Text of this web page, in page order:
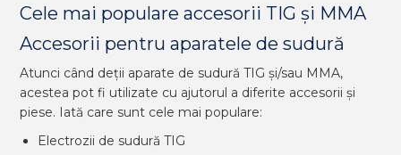
Cele mai populare accesorii TIG și MMA
Accesorii pentru aparatele de sudură
Atunci când deții aparate de sudură TIG și/sau MMA,
acestea pot fi utilizate cu ajutorul a diferite accesorii și
piese. Iată care sunt cele mai populare:
Electrozii de sudură TIG